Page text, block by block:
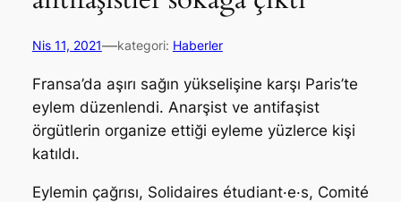
Nis 11, 2021—kategori: Haberler
Fransa’da aşırı sağın yükselişine karşı Paris’te
eylem düzenlendi. Anarşist ve antifaşist
örgütlerin organize ettiği eyleme yüzlerce kişi
katıldı.
Eylemin çağrısı, Solidaires étudiant·e·s, Comité